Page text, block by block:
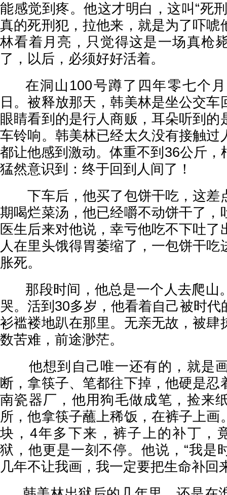
能感觉到疼。他这才明白，这叫“死
真的死刑犯，拉他来，就是为了吓唬
林看着月亮，只觉得这是一场真枪
了，以后，必须好好活着。
在洞山100号蹲了四年零七个月
日。被释放那天，韩美林是坐公交车
眼睛看到的是行人商贩，耳朵听到的
车铃响。韩美林已经太久没有接触过
都让他感到激动。体重不到36公斤，
猛然意识到：终于回到人间了！
下车后，他买了包饼干吃，这差
期喝烂菜汤，他已经嚼不动饼干了，
医生后来对他说，幸亏他吃不下吐了
人在里头饿得胃萎缩了，一包饼干吃
胀死。
那段时间，他总是一个人去爬山
哭。活到30多岁，他看着自己被时代
衫褴褛地趴在那里。无亲无故，被肆
数苦难，前途渺茫。
他想到自己唯一还有的，就是
断，拿筷子、笔都往下掉，他硬是忍
南瓷器厂，他用狗毛做成笔，捡来
所，他拿筷子蘸上稀饭，在裤子上画
块，4年多下来，裤子上的补丁，
狱，他更是一刻不停。他说，“我是
几年不让我画，我一定要把生命补回